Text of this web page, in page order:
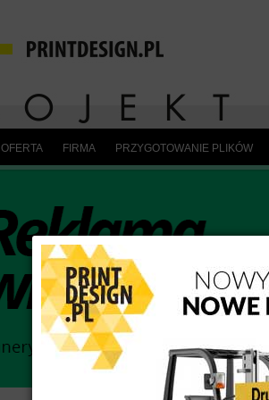
OFERTA FIRMA PRZYGOTOWANIE PLIKÓW